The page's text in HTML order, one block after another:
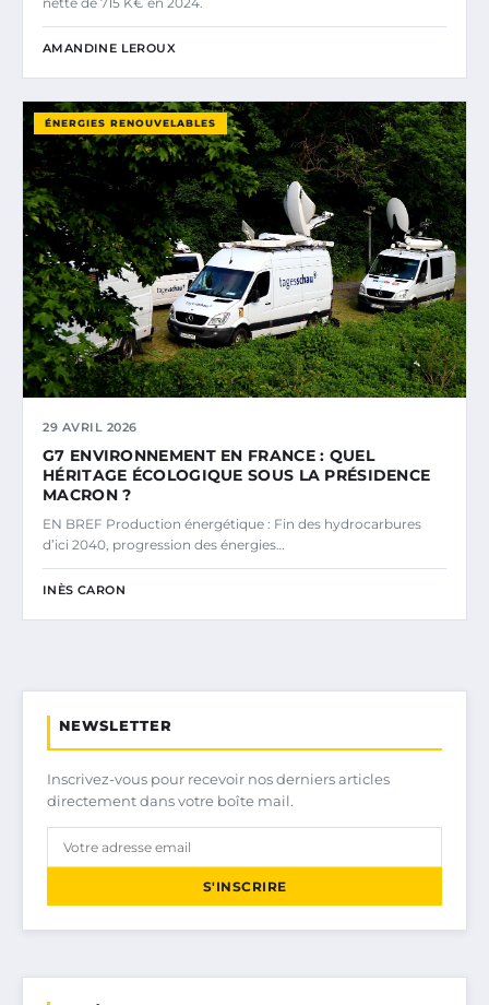
AMANDINE LEROUX
ÉNERGIES RENOUVELABLES
29 AVRIL 2026
G7 ENVIRONNEMENT EN FRANCE : QUEL
HÉRITAGE ÉCOLOGIQUE SOUS LA PRÉSIDENCE
MACRON ?
EN BREF Production énergétique : Fin des hydrocarbures
d’ici 2040, progression des énergies…
INÈS CARON
NEWSLETTER
Inscrivez-vous pour recevoir nos derniers articles
directement dans votre boîte mail.
S'INSCRIRE